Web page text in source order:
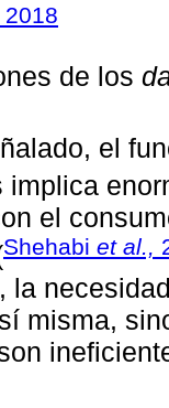
de los
el
implica
el
Shehabi et al.,
la
misma,